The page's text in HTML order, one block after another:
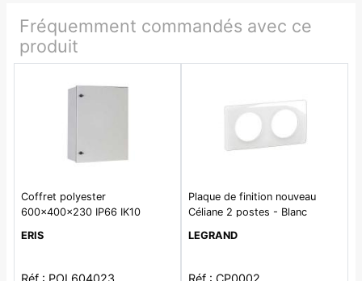
Fréquemment commandés avec ce
produit
Coffret polyester
600x400x230 IP66 IK10
ERIS
Réf : POL604023
Plaque de finition nouveau
Céliane 2 postes - Blanc
LEGRAND
Réf : CP0002